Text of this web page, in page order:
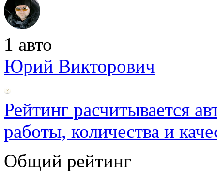
1 авто
Юрий Викторович
Рейтинг расчитывается
работы, количества и
Общий рейтинг